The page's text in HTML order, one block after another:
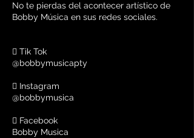
No te pierdas del acontecer artístico de
Bobby Música en sus redes sociales.
 Tik Tok
@bobbymusicapty
 Instagram
@bobbymusica
 Facebook
Bobby Musica